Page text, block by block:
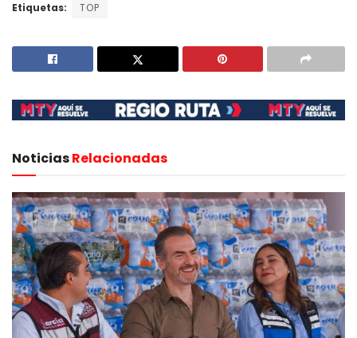
Etiquetas: TOP
NoticiasRelacionadas